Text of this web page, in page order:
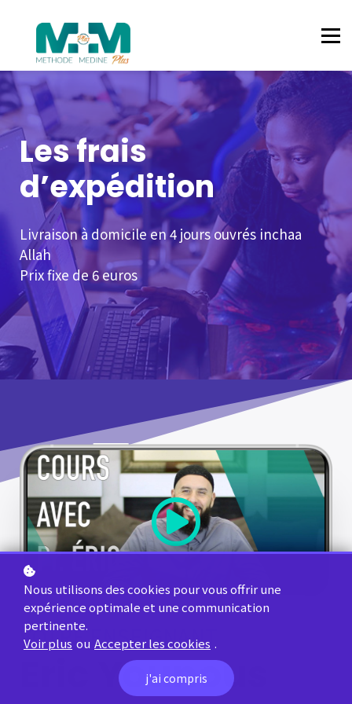
CONNEXION
CONTACT
Les frais
d’expédition
Livraison à domicile en 4 jours ouvrés inchaa
Allah
Prix fixe de 6 euros
VOTRE ENSEIGNANT
Eric Younous
Nous utilisons des cookies pour vous offrir une
expérience optimale et une communication
pertinente.
Voir plus ou Accepter les cookies .
j'ai compris